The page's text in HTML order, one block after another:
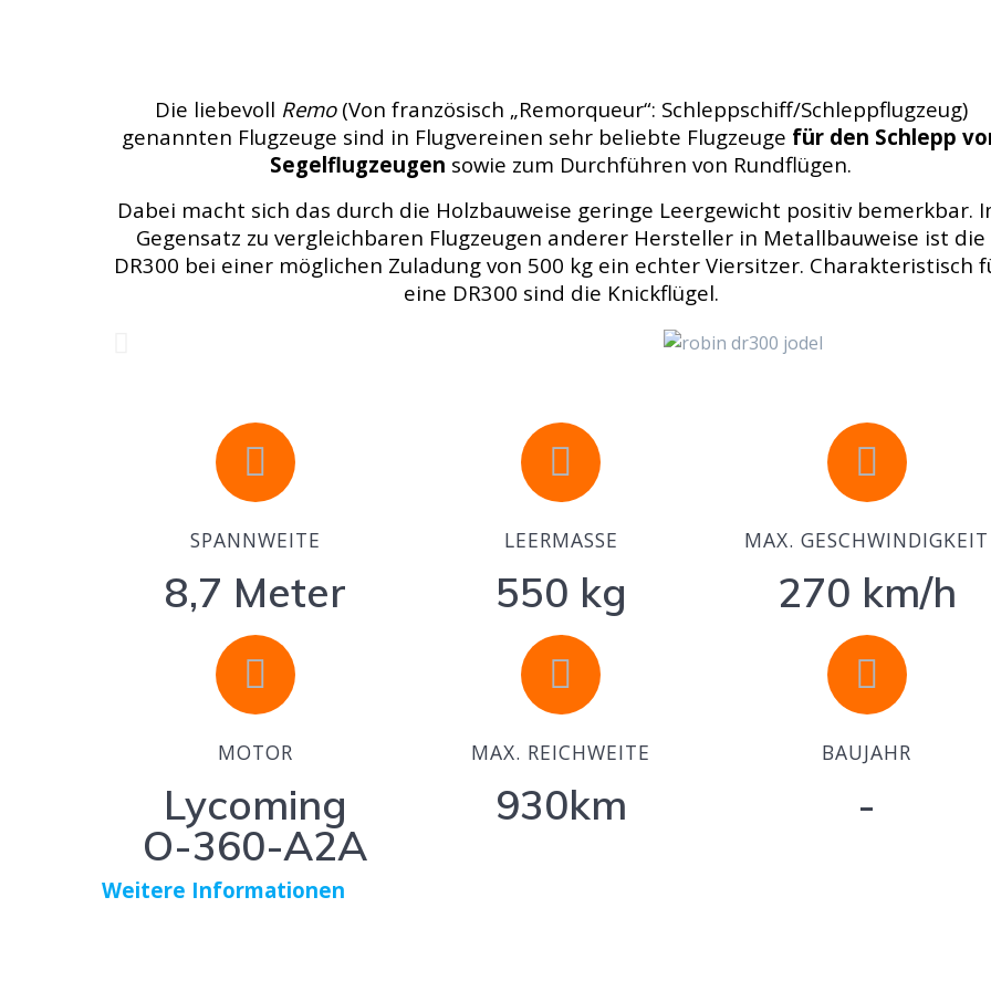
Die liebevoll Remo(Von französisch „Remorqueur“: Schleppschiff/Schleppflugzeug)
genannten Flugzeuge sind in Flugvereinen sehr beliebte Flugzeuge für den Schlepp
Segelflugzeugen sowie zum Durchführen von Rundflügen.
Dabei macht sich das durch die Holzbauweise geringe Leergewicht positiv bemerkbar.
Gegensatz zu vergleichbaren Flugzeugen anderer Hersteller in Metallbauweise ist die
DR300 bei einer möglichen Zuladung von 500 kg ein echter Viersitzer. Charakteristisch
eine DR300 sind die Knickflügel.
SPANNWEITE
8,7 Meter
LEERMASSE
550 kg
MAX. GESCHWINDIGKEIT
270 km/h
MOTOR
Lycoming
O-360-A2A
MAX. REICHWEITE
930km
BAUJAHR
-
Weitere Informationen